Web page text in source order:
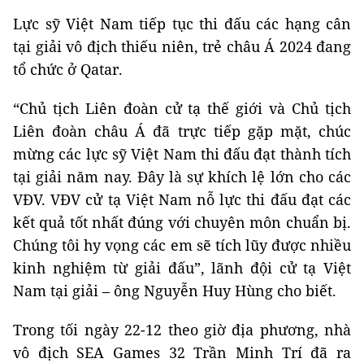
Lực sỹ Việt Nam tiếp tục thi đấu các hạng cân
tại giải vô địch thiếu niên, trẻ châu Á 2024 đang
tổ chức ở Qatar.
“Chủ tịch Liên đoàn cử tạ thế giới và Chủ tịch
Liên đoàn châu Á đã trực tiếp gặp mặt, chúc
mừng các lực sỹ Việt Nam thi đấu đạt thành tích
tại giải năm nay. Đây là sự khích lệ lớn cho các
VĐV. VĐV cử tạ Việt Nam nỗ lực thi đấu đạt các
kết quả tốt nhất đúng với chuyên môn chuẩn bị.
Chúng tôi hy vọng các em sẽ tích lũy được nhiều
kinh nghiệm từ giải đấu”, lãnh đội cử tạ Việt
Nam tại giải – ông Nguyễn Huy Hùng cho biết.
Trong tối ngày 22-12 theo giờ địa phương, nhà
vô địch SEA Games 32 Trần Minh Trí đã ra